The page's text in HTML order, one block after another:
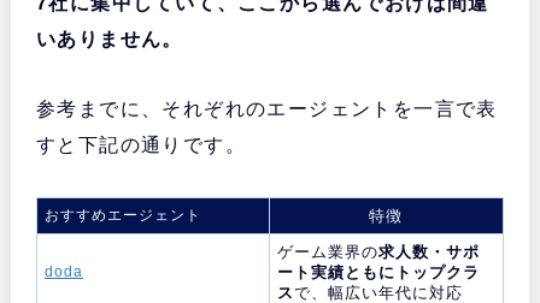
いありません。
参考までに、それぞれのエージェントを一言で表
すと下記の通りです。
おすすめエージェント 特徴
doda
ゲーム業界の求人数・サポ
ート実績ともにトップクラ
スで、幅広い年代に対応